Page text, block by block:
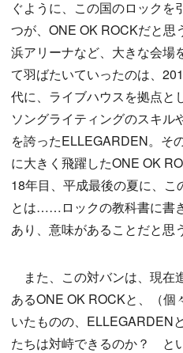
ぐように、この国のロックを
つが、ONE OK ROCKだと思
浜アリーナなど、大きな会場
て羽ばたいていったのは、
代に、ライブハウスを拠点と
ソングライティングのスキル
を誇ったELLEGARDEN。そ
に大きく飛躍したONE OK
18年目、平成最後の夏に、こ
とは……ロックの教科書に書
あり、意味があることだと思う
また、この対バンは、現在
あるONE OK ROCKと、（個
いたものの、ELLEGARDEN
たちは対峙できるのか？ と